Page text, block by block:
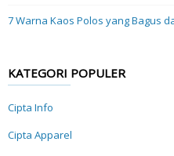
7 Warna Kaos Polos yang Bagus
KATEGORI POPULER
Cipta Info
Cipta Apparel